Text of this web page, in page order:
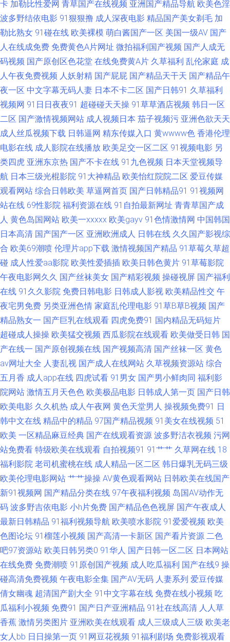
频 国产91福利在线 AV网站 91亚色视频 91黑丝视频网站 中韩日干逼视频 婷
婷色情五月成人网 人妻人人爱操AV 九色视频国产17 东方AV亚洲无码 国产区
第二页 东方四虎私人影院 91制片国产精品 91黑丝美女小视频 亚洲BBw内射
色综合国产成人 女同六区 韩日精品中文 丁香花社区在线资源 www大香蕉狠
狠干 91探花黑丝视频 91超碰私人 天天干日日 日本啊v在线视频 免费a级 激
情文学亚五月 第一福利视频91 AV操黑丝 91深夜 91成品视频 性生话影视 日
韩成人卡一 免费网站久永性爱 韩国操B影院 成人午夜剧场久久 91网站在线
免费 91夫妻交换论坛 亚洲综合下一篇28p 色综色囯产欧美曰韩 欧美性黄色
海角在线观看 影音先锋AV资源网站 婷婷激情五月天小说 人妖乱轮谢精 欧美
性黄色日韩性 极品伪娘肛交视频观看 岛国不卡Av 91性感在线 91麻豆精品传
媒视频 91传媒免费观看 亚洲黄网在线 色欧美色综合色天堂 欧美性爱久久 久
草亚洲天堂 福利看片国产一区自拍 WWW九一com 91网页在线看 91黄色视
青青草婷婷 亚洲操B视频 少妇激情导航大全 日韩精品潮噴一区 青娱乐青青
草日韩 美欧黄色网 狠狠亚洲欧美日韩 国产第33页 成人国产一区 97久久麻豆
精品在线 91男人网站 另类深喉TV 九久爱肏屄热水 国产操逼在线观看 成人深
夜在线观看网站 www五月婷婷 东京热男人的天堂09 欧美亚洲成人网站在线
色涩叉蜜桃 青青草久久大香蕉 91视频夫妻 精东影视导航 日本男人天堂网
91n日日视频网址 亚洲人妻网页 色精品国产 欧美性交在线 蜜臀亚洲网 狠狠
草狠狠操 福利导航超碰 97干资源超碰在线 91情侣在线 91极品黑丝 91www
网页 影音先锋av中文 亚洲黄色osjdyd 日韩一区二区射精 欧美视频自拍 久久
91精品孕妇系列 91蝌蚪国产 91爱爱社区欧美女同 亚洲色图青草地 涩瑟综合
卡 加勒比性爱网 青草国产在线视频 亚洲国产精品导航 欧美色淫
波多野结依电影 91狠狠撸 成人深夜电影 精品国产美女剃毛 加
勒比熟女 91碰在线 欧美裸模 萌白酱国产一区 美国一级AV 国产
人在线成免费 免费黄色A片网址 微拍福利国产视频 国产人成无
码视频 国产原创区色花堂 在线免费黄A片 久草福利 乱伦家庭 成
人午夜免费视频 人妖射精 国产屁屁 国产精品天干天 国产精品午
夜一区 中文字幕无码人妻 日本不卡二区 国产日韩91 久草福利
视频网 91日日夜夜91 超碰碰天天操 91草草酒店视频 韩日一区
二区 国产激情视频网站 成人视频日本 茄子视频污 亚洲色欲天天
成人丝瓜视频下载 日韩逼网 精东传媒入口 黄wwww色 香港伦理
电影在线 成人影院在线播放 欧美足交一区二区 91视频电影 另
类四虎 亚洲东京热 国产不卡在线 91九色视频 日本天堂视频导
航 日本三级光棍影院 91大神精品 欧美怡红院院二区 爱豆传媒
观看网站 综合日韩欧美 草逼网首页 国产日韩精品91 91视频网
站在线 69性影院 福利资源在线 91自拍最新网址 青青草国产成
人 黄色岛国网站 欧美一xxxxx 欧美gayv 91色情激情网 中国韩国
日本高清 国产国产一区 亚洲欧洲成人 日韩在线 久久国产影视综
合 欧美69潮喷 伦理片app下载 激情视频国产精品 91草莓久草超
碰 成人性爱aa影院 欧美性爱插插 欧美日韩色黄片 91草莓影院
午夜电影网久久 国产丝袜美女 国产精彩视频 操碰视屏 国产福利
在线 91久久影院 免费日韩电影 日韩成人影视 欧美精品性交 午
夜宅男免费 另类亚洲色情 家庭乱伦理电影 91草B草B视频 国产
精品熟女一 国产巨乳在线观看 四虎免费91 国内精品无码短片
超碰成人操操 欧美猛交视频 西瓜影院在线观看 欧美做受日韩 国
产在线一 国产原创视频在线 国产视频高清 国产丝袜一区 黄色
av网址大全 人妻乱视 国产成人在线网站 久草视频资源站 综合
五月香 成人app在线 四虎试看 91男女 国产男小鲜肉同 福利影
院网站 激情五月天色色 欧美极品电影 日韩成人第一页 国产日韩
欧美电影 久久机热 成人午夜网 黄色天堂男人 操视频免费91 日
韩中文在线 精品中的精品 97国产精品视频 91美女在线视频 51
欧美 一区精品麻豆经典 国产在线观看资源 波多野洁衣视频 污网
站免费看 特级欧美在线观看 自拍视频91 91艹艹 久草网在线 18
福利影院 老司机蜜桃在线 成人精品一区二区 韩日爆乳无码三级
欧美伦理电影网站 艹艹操操 AV黄色观看网站 日韩欧美在线国产
新91视频网 国产精品分类在线 97午夜福利视频 岛国AV动作无
码 波多野吉依电影 小h片免费 国产精品色色视屏 国产午夜成人
最新日韩精品 91福利视频导航 欧美喷水影院 91爱爱视频 欧美
色图论坛 91榴莲小视频 国产高清一卡新区 国产看片资源 二色
吧97资源站 欧美日韩另类0 91华人 国产日韩一区二区 日本网站
在线免费 免费潮喷 91原创国产视频 成人吃瓜福利 国产在线9 操
碰高清免费视频 午夜电影全集 国产AV无码 人妻系列 爱豆传媒
倩女幽魂 超清国产剧大全 91中文字幕在线 免费在线小视频 吃
瓜福利小视频 免费91 国产日产亚洲精品 91社在线高清 人人草
香蕉 激情另类图片 亚洲欧美在线观看 成人三级成人三级 欧美老
女人bb 日日操第一页 91网豆花视频 91福利剧场 免费影视观看